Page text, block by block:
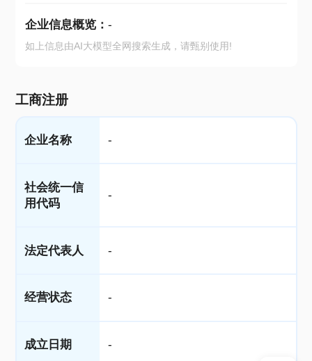
企业信息概览： -
如上信息由AI大模型全网搜索生成，请甄别使用!
工商注册
企业名称 -
社会统一信
用代码
-
法定代表人 -
经营状态 -
成立日期 -